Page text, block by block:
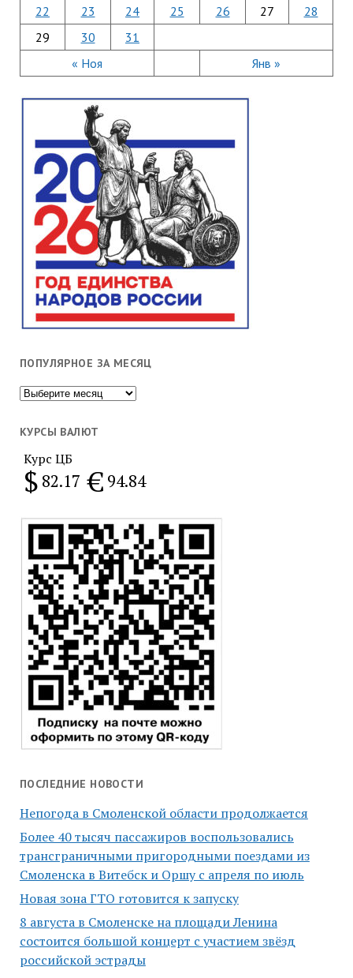
« Ноя Янв »
22
23 24 25 26 27
28
29
30 31
ПОПУЛЯРНОЕ ЗА МЕСЯЦ
Популярное
месяц
КУРСЫ ВАЛЮТ
Курс ЦБ
$ 82.17 € 94.84
ПОСЛЕДНИЕ НОВОСТИ
Непогода в Смоленской области продолжается
Более 40 тысяч пассажиров воспользовались
трансграничными пригородными поездами из
Смоленска в Витебск и Оршу с апреля по июль
Новая зона ГТО готовится к запуску
8 августа в Смоленске на площади Ленина
состоится большой концерт с участием звёзд
российской эстрады